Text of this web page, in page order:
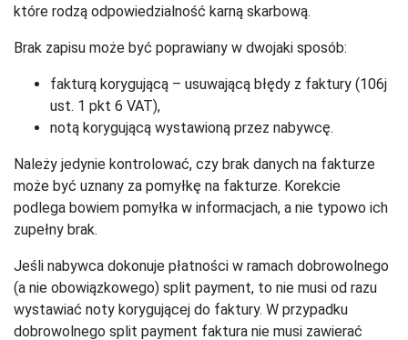
które rodzą odpowiedzialność karną skarbową.
Brak zapisu może być poprawiany w dwojaki sposób:
fakturą korygującą – usuwającą błędy z faktury (106j
ust. 1 pkt 6 VAT),
notą korygującą wystawioną przez nabywcę.
Należy jedynie kontrolować, czy brak danych na fakturze
może być uznany za pomyłkę na fakturze. Korekcie
podlega bowiem pomyłka w informacjach, a nie typowo ich
zupełny brak.
Jeśli nabywca dokonuje płatności w ramach dobrowolnego
(a nie obowiązkowego) split payment, to nie musi od razu
wystawiać noty korygującej do faktury. W przypadku
dobrowolnego split payment faktura nie musi zawierać